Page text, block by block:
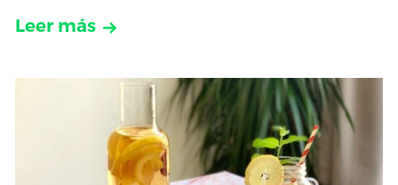
Leer más